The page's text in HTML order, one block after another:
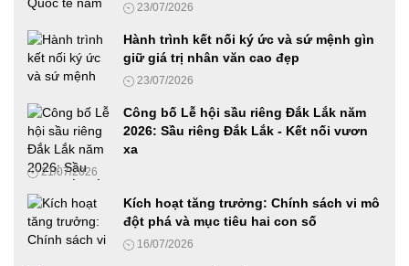
Diễn đàn Phát triển Nhiên liệu sinh học 2026: Từ chủ trương
của Đảng đến hành động Quốc gia
18/06/2026
VIMEXPO 2026 và Vietnam AutoExpo 2026: Cầu nối hiệu
quả cho các doanh nghiệp trong ngành Ô tô, xe máy và
Công nghiệp hỗ trợ
12/06/2026
Ứng dụng công nghệ số, AI và mã hóa tài sản thực trong
phát triển doanh nghiệp Việt Nam
27/05/2026
23/07/2026
Hành trình kết nối ký ức và sứ mệnh gìn
giữ giá trị nhân văn cao đẹp
23/07/2026
Công bố Lễ hội sầu riêng Đắk Lắk năm
2026: Sầu riêng Đắk Lắk - Kết nối vươn
xa
21/07/2026
Kích hoạt tăng trưởng: Chính sách vi mô
đột phá và mục tiêu hai con số
16/07/2026